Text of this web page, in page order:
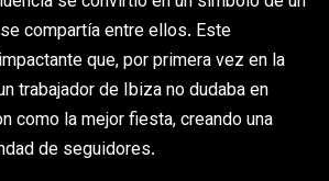
compartía entre ellos. Este
que, por primera vez en la
trabajador de Ibiza no dudaba en
como la mejor fiesta, creando una
de seguidores.